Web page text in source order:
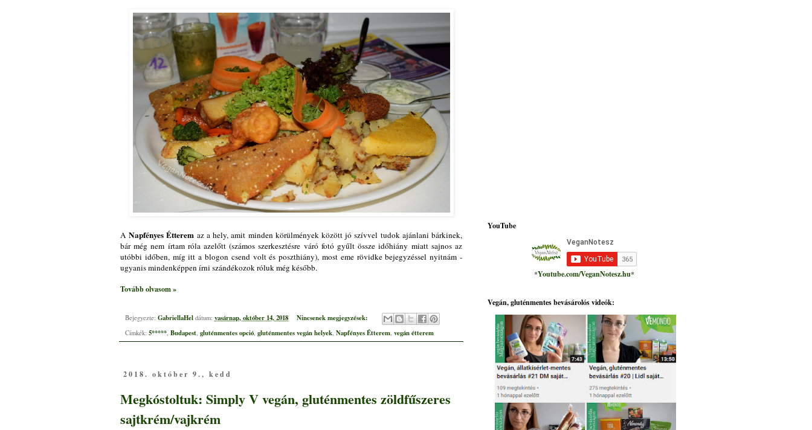
ANapfényes Étterem az a hely, amit minden körülmények között jó szívvel tudok ajánlani bárkinek,
bár még nem írtam róla azelőtt (számos szerkesztésre váró fotó gyűlt össze időhiány miatt sajnos az
utóbbi időben, míg itt a blogon csend volt és poszthiány), most eme rövidke bejegyzéssel nyitnám -
ugyanis mindenképpen írni szándékozok róluk még később.
Tovább olvasom »
Bejegyezte: GabriellaHel dátum: vasárnap, október 14, 2018 Nincsenek megjegyzések:
Címkék: 5***** Budapest gluténmentes opció gluténmentes vegán helyek Napfényes Étterem vegán étterem
2018. október 9., kedd
Megkóstoltuk: Simply V vegán, gluténmentes zöldfűszeres
sajtkrém/vajkrém
YouTube
*Youtube.com/VeganNotesz.hu*
Vegán, gluténmentes bevásárolós videók: